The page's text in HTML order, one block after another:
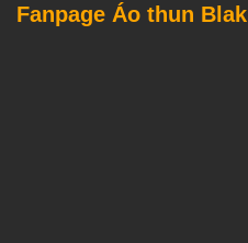
Fanpage Áo thun Blak